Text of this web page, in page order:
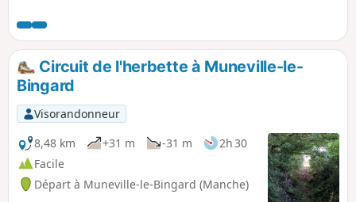
Circuit de l'herbette à Muneville-le-
Bingard
Visorandonneur
8,48 km
+31 m -31 m
2h 30
Facile
Départ à Muneville-le-Bingard (Manche)